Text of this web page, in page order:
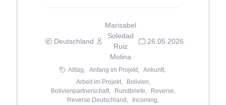
Deutschland
Marisabel
Soledad
Ruiz
Molina
26.05.2026
Alltag, Anfang im Projekt,
Ankunft,
Arbeit im Projekt,
Bolivien,
Bolivienpartnerschaft,
Rundbriefe,
Reverse,
Reverse Deutschland,
Incoming,